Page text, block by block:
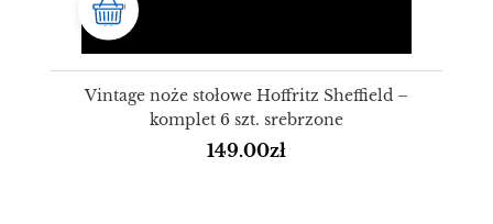
Vintage noże stołowe Hoffritz Sheffield –
komplet 6 szt. srebrzone
149.00zł